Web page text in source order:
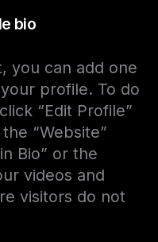
bio
you can add one
profile. To do
“Edit Profile”
“Website”
Bio” or the
videos and
visitors do not